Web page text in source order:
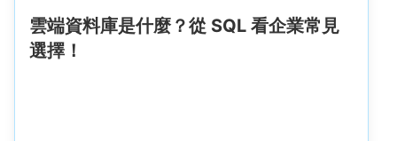
雲端資料庫是什麼？從 SQL 看企業常見
選擇！